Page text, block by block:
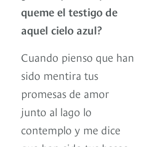
queme el testigo de
aquel cielo azul?
Cuando pienso que han
sido mentira tus
promesas de amor
junto al lago lo
contemplo y me dice